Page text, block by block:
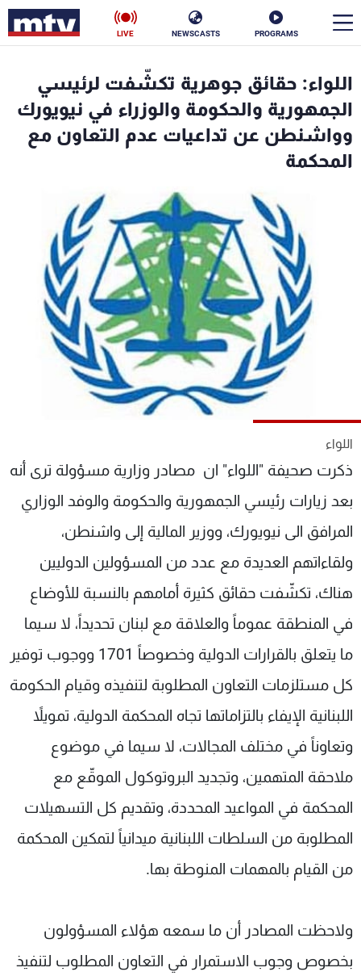
PROGRAMS
NEWSCASTS
LIVE
اللواء: حقائق جوهرية تكشّفت لرئيسي
الجمهورية والحكومة والوزراء في نيويورك
وواشنطن عن تداعيات عدم التعاون مع
المحكمة
اللواء
ذكرت صحيفة "اللواء" ان مصادر وزارية مسؤولة ترى أنه
بعد زيارات رئيسي الجمهورية والحكومة والوفد الوزاري
المرافق الى نيويورك، ووزير المالية إلى واشنطن،
ولقاءاتهم العديدة مع عدد من المسؤولين الدوليين
هناك، تكشّفت حقائق كثيرة أمامهم بالنسبة للأوضاع
في المنطقة عموماً والعلاقة مع لبنان تحديداً، لا سيما
ما يتعلق بالقرارات الدولية وخصوصاً 1701 ووجوب توفير
كل مستلزمات التعاون المطلوبة لتنفيذه وقيام الحكومة
اللبنانية الإيفاء بالتزاماتها تجاه المحكمة الدولية، تمويلاً
وتعاوناً في مختلف المجالات، لا سيما في موضوع
ملاحقة المتهمين، وتجديد البروتوكول الموقّع مع
المحكمة في المواعيد المحددة، وتقديم كل التسهيلات
المطلوبة من السلطات اللبنانية ميدانياً لتمكين المحكمة
من القيام بالمهمات المنوطة بها.
ولاحظت المصادر أن ما سمعه هؤلاء المسؤولون
بخصوص وجوب الاستمرار في التعاون المطلوب لتنفيذ
الأخبار
سياسة
رياضة
كأس العالم
جدول البرامج
شاهد البرامج
عن MTV
الإنـتـاج
تواصل معنا
سياسة الخصوصية